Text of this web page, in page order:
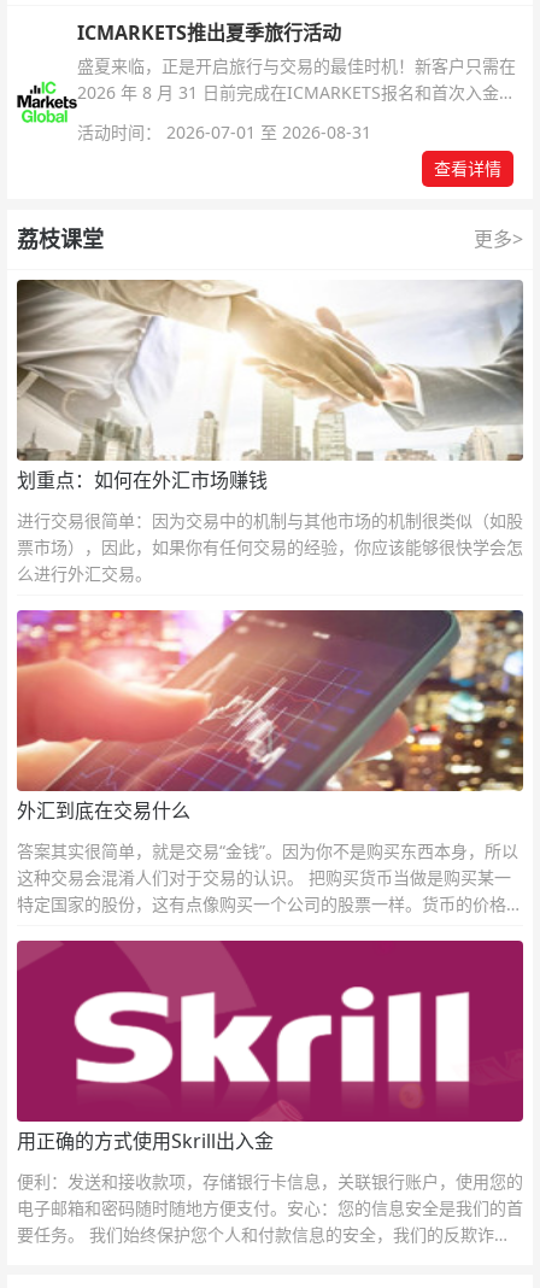
ICMARKETS推出夏季旅行活动
盛夏来临，正是开启旅行与交易的最佳时机！新客户只需在
2026 年 8 月 31 日前完成在ICMARKETS报名和首次入金即
活动时间： 2026-07-01 至 2026-08-31
查看详情
荔枝课堂 更多>
划重点：如何在外汇市场赚钱
进行交易很简单：因为交易中的机制与其他市场的机制很类似（如股
票市场），因此，如果你有任何交易的经验，你应该能够很快学会怎
么进行外汇交易。
外汇到底在交易什么
答案其实很简单，就是交易“金钱”。因为你不是购买东西本身，所以
这种交易会混淆人们对于交易的认识。 把购买货币当做是购买某一
特定国家的股份，这有点像购买一个公司的股票一样。货币的价格直
用正确的方式使用Skrill出入金
便利：发送和接收款项，存储银行卡信息，关联银行账户，使用您的
电子邮箱和密码随时随地方便支付。安心：您的信息安全是我们的首
要任务。 我们始终保护您个人和付款信息的安全，我们的反欺诈团